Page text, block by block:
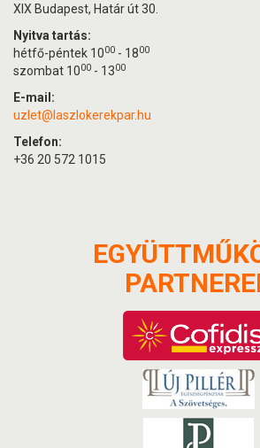
XIX Budapest, Határ út 30.
Nyitva tartás:
hétfő-péntek 1000 - 1800
szombat 1000 - 1300
E-mail:
uzlet@laszlokerekpar.hu
Telefon:
+36 20 572 1015